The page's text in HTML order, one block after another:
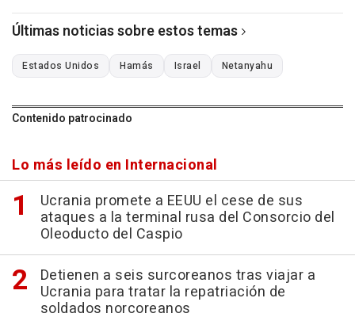
Últimas noticias sobre estos temas
Estados Unidos Hamás Israel Netanyahu
Contenido patrocinado
Lo más leído en Internacional
Ucrania promete a EEUU el cese de sus
ataques a la terminal rusa del Consorcio del
Oleoducto del Caspio
Detienen a seis surcoreanos tras viajar a
Ucrania para tratar la repatriación de
soldados norcoreanos